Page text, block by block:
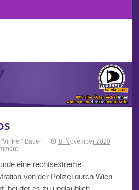
Bauer
8. November 2020
eine rechtsextreme
von der Polizei durch Wien